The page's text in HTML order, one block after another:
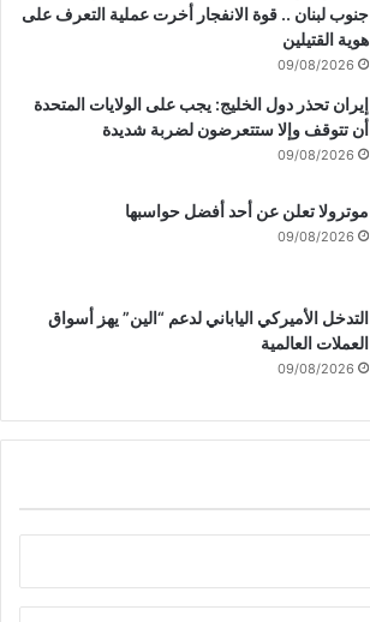
جنوب لبنان .. قوة الانفجار أخرت عملية التعرف على
هوية القتيلين
09/08/2026
إيران تحذر دول الخليج: يجب على الولايات المتحدة
أن تتوقف وإلا ستتعرضون لضربة شديدة
09/08/2026
موترولا تعلن عن أحد أفضل حواسبها
09/08/2026
التدخل الأميركي الياباني لدعم “الين” يهز أسواق
العملات العالمية
09/08/2026